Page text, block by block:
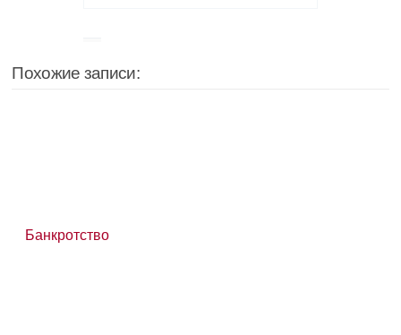
Похожие записи:
Банкротство